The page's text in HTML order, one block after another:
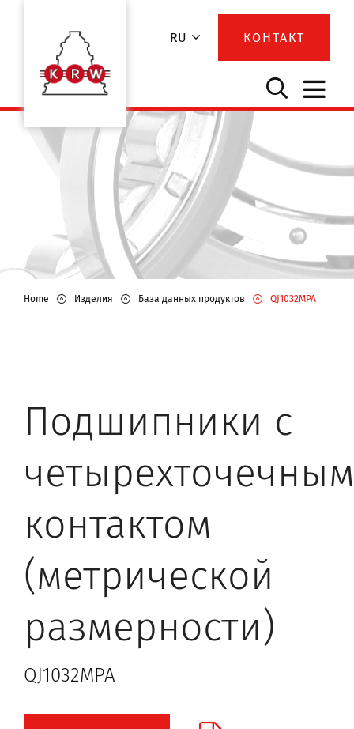
RU КОНТАКТ
Home Изделия База данных продуктов QJ1032MPA
Подшипники с
четырехточечным
контактом
(метрической
размерности)
QJ1032MPA